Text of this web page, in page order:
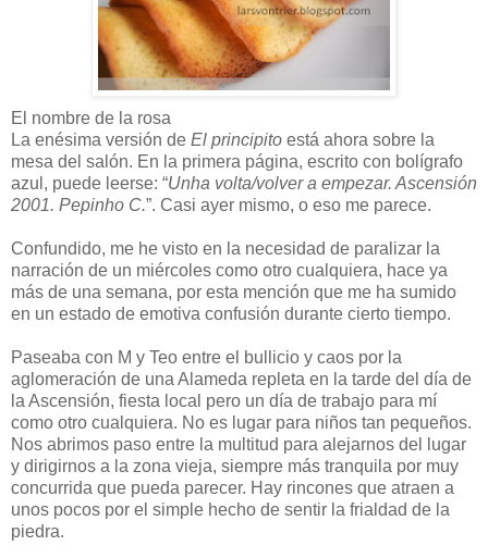
El nombre de la rosa
La enésima versión de El principito está ahora sobre la
mesa del salón. En la primera página, escrito con bolígrafo
azul, puede leerse: “Unha volta/volver a empezar. Ascensión
2001. Pepinho C.”. Casi ayer mismo, o eso me parece.
Confundido, me he visto en la necesidad de paralizar la
narración de un miércoles como otro cualquiera, hace ya
más de una semana, por esta mención que me ha sumido
en un estado de emotiva confusión durante cierto tiempo.
Paseaba con M y Teo entre el bullicio y caos por la
aglomeración de una Alameda repleta en la tarde del día de
la Ascensión, fiesta local pero un día de trabajo para mí
como otro cualquiera. No es lugar para niños tan pequeños.
Nos abrimos paso entre la multitud para alejarnos del lugar
y dirigirnos a la zona vieja, siempre más tranquila por muy
concurrida que pueda parecer. Hay rincones que atraen a
unos pocos por el simple hecho de sentir la frialdad de la
piedra.